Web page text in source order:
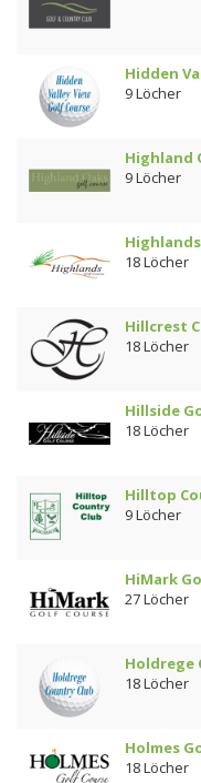
Hidden
9 Löcher
Highland
9 Löcher
18 Löcher
Hillcrest
18 Löcher
Hillside
18 Löcher
Hilltop
9 Löcher
HiMark
27 Löcher
Holdrege
18 Löcher
Holmes
18 Löcher